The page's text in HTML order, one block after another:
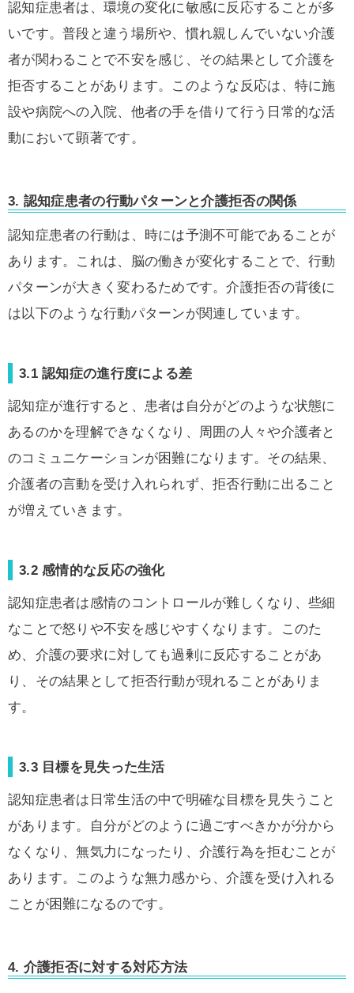
認知症患者は、環境の変化に敏感に反応することが多
いです。普段と違う場所や、慣れ親しんでいない介護
者が関わることで不安を感じ、その結果として介護を
拒否することがあります。このような反応は、特に施
設や病院への入院、他者の手を借りて行う日常的な活
動において顕著です。
3. 認知症患者の行動パターンと介護拒否の関係
認知症患者の行動は、時には予測不可能であることが
あります。これは、脳の働きが変化することで、行動
パターンが大きく変わるためです。介護拒否の背後に
は以下のような行動パターンが関連しています。
3.1 認知症の進行度による差
認知症が進行すると、患者は自分がどのような状態に
あるのかを理解できなくなり、周囲の人々や介護者と
のコミュニケーションが困難になります。その結果、
介護者の言動を受け入れられず、拒否行動に出ること
が増えていきます。
3.2 感情的な反応の強化
認知症患者は感情のコントロールが難しくなり、些細
なことで怒りや不安を感じやすくなります。このた
め、介護の要求に対しても過剰に反応することがあ
り、その結果として拒否行動が現れることがありま
す。
3.3 目標を見失った生活
認知症患者は日常生活の中で明確な目標を見失うこと
があります。自分がどのように過ごすべきかが分から
なくなり、無気力になったり、介護行為を拒むことが
あります。このような無力感から、介護を受け入れる
ことが困難になるのです。
4. 介護拒否に対する対応方法